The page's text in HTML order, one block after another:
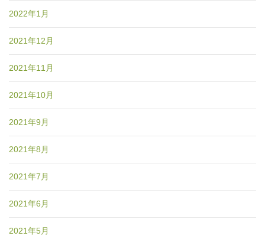
2022年1月
2021年12月
2021年11月
2021年10月
2021年9月
2021年8月
2021年7月
2021年6月
2021年5月